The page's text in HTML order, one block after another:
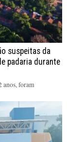
suspeitas da
padaria durante
anos, foram